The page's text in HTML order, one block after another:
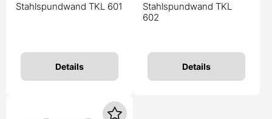
Stahlspundwand TKL 601
Details
Stahlspundwand TKL
602
Details